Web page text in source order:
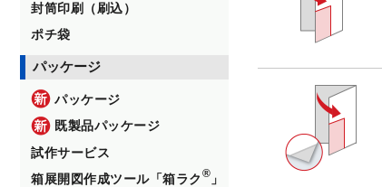
封筒印刷（刷込）
ポチ袋
パッケージ
パッケージ
既製品パッケージ
試作サービス
箱展開図作成ツール「箱ラク ® 」